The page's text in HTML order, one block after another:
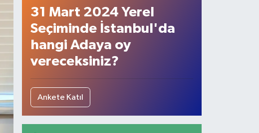
31 Mart 2024 Yerel
Seçiminde İstanbul'da
hangi Adaya oy
vereceksiniz?
Ankete Katıl